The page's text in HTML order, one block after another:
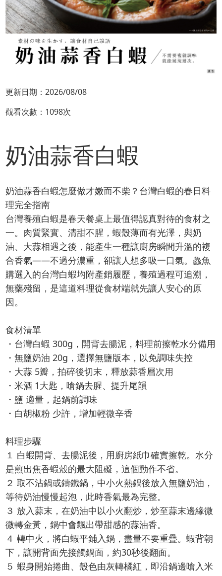
更新日期：2026/08/08
觀看次數：1098次
奶油蒜香白蝦
奶油蒜香白蝦怎麼做才嫩而不柴？台灣白蝦的春日料
理完全指南
台灣養殖白蝦是春天餐桌上最值得認真對待的食材之
一。肉質緊實、清甜不腥，蝦殼薄而有光澤，與奶
油、大蒜相遇之後，能產生一種讓廚房瞬間升溫的複
合香氣——不過分濃重，卻讓人想多吸一口氣。鱻魚
購選入的台灣白蝦均附產銷履歷，養殖過程可追溯，
無藥殘留，是這道料理從食材端就先讓人安心的原
因。
食材清單
・台灣白蝦 300g，開背去腸泥，料理前擦乾水分備用
・無鹽奶油 20g，選擇無鹽版本，以免調味失控
・大蒜 5瓣，拍碎後切末，釋放蒜香層次用
・米酒 1大匙，嗆鍋去腥、提升尾韻
・鹽 適量，起鍋前調味
・白胡椒粉 少許，增加輕微辛香
料理步驟
１ 白蝦開背、去腸泥後，用廚房紙巾確實擦乾。水分
是煎出焦香蝦殼的最大阻礙，這個動作不省。
２ 取不沾鍋或鑄鐵鍋，中小火熱鍋後放入無鹽奶油，
等待奶油慢慢起泡，此時香氣最為完整。
３ 放入蒜末，在奶油中以小火翻炒，炒至蒜末邊緣微
微轉金黃，鍋中會飄出帶甜感的蒜油香。
４ 轉中火，將白蝦平鋪入鍋，盡量不要重疊。蝦背朝
下，讓開背面先接觸鍋面，約30秒後翻面。
５ 蝦身開始捲曲、殼色由灰轉橘紅，即沿鍋邊嗆入米